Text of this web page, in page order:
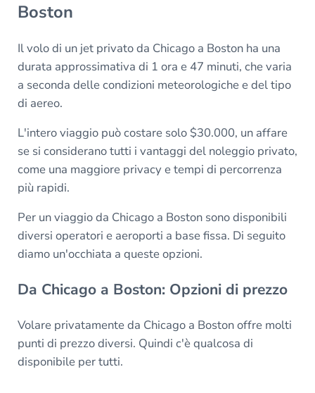
Boston
Il volo di un jet privato da Chicago a Boston ha una
durata approssimativa di 1 ora e 47 minuti, che varia
a seconda delle condizioni meteorologiche e del tipo
di aereo.
L'intero viaggio può costare solo $30.000, un affare
se si considerano tutti i vantaggi del noleggio privato,
come una maggiore privacy e tempi di percorrenza
più rapidi.
Per un viaggio da Chicago a Boston sono disponibili
diversi operatori e aeroporti a base fissa. Di seguito
diamo un'occhiata a queste opzioni.
Da Chicago a Boston: Opzioni di prezzo
Volare privatamente da Chicago a Boston offre molti
punti di prezzo diversi. Quindi c'è qualcosa di
disponibile per tutti.